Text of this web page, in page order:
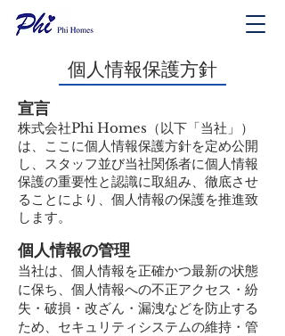
個人情報保護方針
​宣言
株式会社Phi Homes（以下「当社」）
は、ここに個人情報保護方針を定め公開
し、スタッフ並び当社関係者に個人情報
保護の重要性と認識に取組み、徹底させ
ることにより、個人情報の保護を推進致
します。
個人情報の管理
当社は、個人情報を正確かつ最新の状態
に保ち、個人情報への不正アクセス・紛
失・破損・改ざん・漏洩などを防止する
ため、セキュリティシステムの維持・管